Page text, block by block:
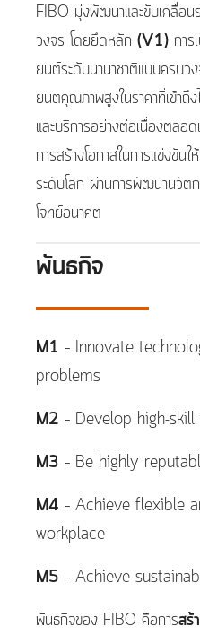
FIBO มุ่งพัฒนาและขับเคลื่อน
วงจร โดยยึดหลัก (V1) กา
ยนต์ระดับนานาชาติแบบครบว
ยนต์คุณภาพสูงในราคาที่เข้าถึ
และบริการอย่างต่อเนื่องตลอด
การสร้างโอกาสในการแข่งขัน
ระดับโลก ผ่านการพัฒนานวัต
โจทย์อนาคต
พันธกิจ
M1 – Innovate
problems ​
M2 – Develop high-
M3 – Be highly
M4 – Achieve flexible
workplace ​
M5 – Achieve
พันธกิจของ FIBO คือการสร้